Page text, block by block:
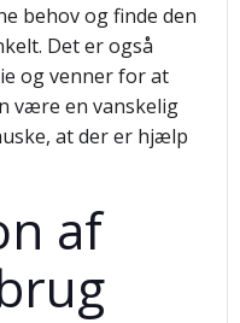
behov og finde den
Det er også
og venner for at
være en vanskelig
at der er hjælp
af